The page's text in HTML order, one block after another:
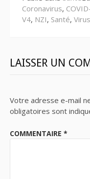
Coronavirus,
V4, NZI, Santé, Virus
LAISSER UN
Votre adresse e-mail
obligatoires sont
COMMENTAIRE *